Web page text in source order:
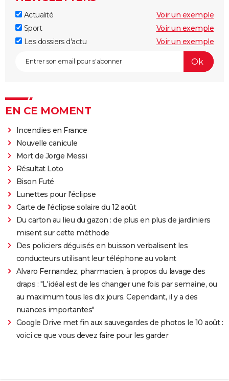
Actualité
Voir un exemple
Sport
Voir un exemple
Les dossiers d'actu
Voir un exemple
EN CE MOMENT
Incendies en France
Nouvelle canicule
Mort de Jorge Messi
Résultat Loto
Bison Futé
Lunettes pour l'éclipse
Carte de l'éclipse solaire du 12 août
Du carton au lieu du gazon : de plus en plus de jardiniers
misent sur cette méthode
Des policiers déguisés en buisson verbalisent les
conducteurs utilisant leur téléphone au volant
Alvaro Fernandez, pharmacien, à propos du lavage des
draps : "L'idéal est de les changer une fois par semaine, ou
au maximum tous les dix jours. Cependant, il y a des
nuances importantes"
Google Drive met fin aux sauvegardes de photos le 10 août :
voici ce que vous devez faire pour les garder